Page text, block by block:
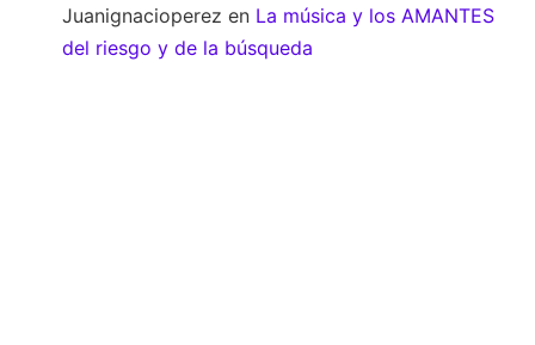
Juanignacioperez en La música y los AMANTES
del riesgo y de la búsqueda